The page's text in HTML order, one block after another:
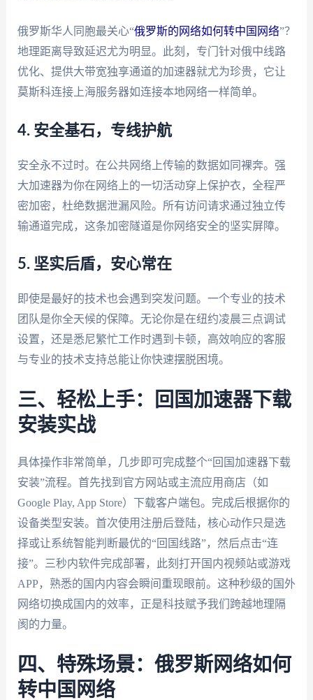
俄罗斯华人同胞最关心“俄罗斯的网络如何转中国网络”？
地理距离导致延迟尤为明显。此刻，专门针对俄中线路
优化、提供大带宽独享通道的加速器就尤为珍贵，它让
莫斯科连接上海服务器如连接本地网络一样简单。
4. 安全基石，专线护航
安全永不过时。在公共网络上传输的数据如同裸奔。强
大加速器为你在网络上的一切活动穿上保护衣，全程严
密加密，杜绝数据泄漏风险。所有访问请求通过独立传
输通道完成，这条加密隧道是你网络安全的坚实屏障。
5. 坚实后盾，安心常在
即使是最好的技术也会遇到突发问题。一个专业的技术
团队是你全天候的保障。无论你是在纽约凌晨三点调试
设置，还是悉尼繁忙工作时遇到卡顿，高效响应的客服
与专业的技术支持总能让你快速摆脱困境。
三、轻松上手：回国加速器下载
安装实战
具体操作非常简单，几步即可完成整个“回国加速器下载
安装”流程。首先找到官方网站或主流应用商店（如
Google Play, App Store）下载客户端包。完成后根据你的
设备类型安装。首次使用注册后登陆，核心动作只是选
择或让系统智能判断最优的“回国线路”，然后点击“连
接”。三秒内软件完成部署，此刻打开国内视频站或游戏
APP，熟悉的国内内容会瞬间重现眼前。这种秒级的国外
网络切换成国内的效率，正是科技赋予我们跨越地理隔
阂的力量。
四、特殊场景：俄罗斯网络如何
转中国网络